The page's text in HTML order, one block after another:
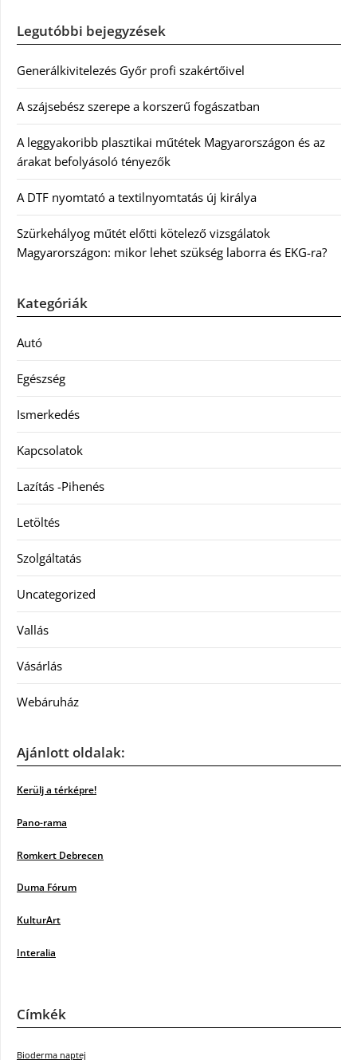
Legutóbbi bejegyzések
Generálkivitelezés Győr profi szakértőivel
A szájsebész szerepe a korszerű fogászatban
A leggyakoribb plasztikai műtétek Magyarországon és az
árakat befolyásoló tényezők
A DTF nyomtató a textilnyomtatás új királya
Szürkehályog műtét előtti kötelező vizsgálatok
Magyarországon: mikor lehet szükség laborra és EKG-ra?
Kategóriák
Autó
Egészség
Ismerkedés
Kapcsolatok
Lazítás -Pihenés
Letöltés
Szolgáltatás
Uncategorized
Vallás
Vásárlás
Webáruház
Ajánlott oldalak:
Kerülj a térképre!
Pano-rama
Romkert Debrecen
Duma Fórum
KulturArt
Interalia
Címkék
Bioderma naptej